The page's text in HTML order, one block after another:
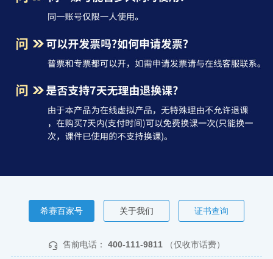
希赛百家号 关于我们 证书查询
售前电话： 400-111-9811 （仅收市话费）